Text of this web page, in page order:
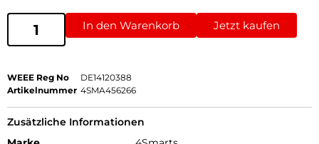
In den Warenkorb Jetzt kaufen
WEEE Reg No
DE14120388
Artikelnummer 4SMA456266
Zusätzliche Informationen